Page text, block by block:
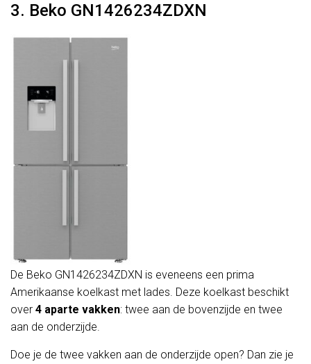
3. Beko GN1426234ZDXN
De Beko GN1426234ZDXN is eveneens een prima
Amerikaanse koelkast met lades. Deze koelkast beschikt
over 4 aparte vakken: twee aan de bovenzijde en twee
aan de onderzijde.
Doe je de twee vakken aan de onderzijde open? Dan zie je